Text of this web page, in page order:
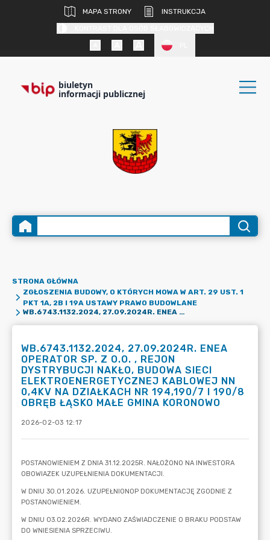
MAPA STRONY
INSTRUKCJA
biuletyn
informacji publicznej
STRONA GŁÓWNA
ZGŁOSZENIA BUDOWY, O KTÓRYCH MOWA W ART. 29 UST. 1
PKT 1A, 2B I 19A USTAWY PRAWO BUDOWLANE
WB.6743.1132.2024, 27.09.2024R. ENEA OPERATOR SP. Z O.O. , REJON DYSTRYBUCJI NAKŁO, BUDOWA SIECI ELEKTROENERGETYCZNEJ KABLOWEJ NN 0,4KV NA DZIAŁKACH NR 194,190/7 I 190/8 OBRĘB ŁĄSKO MAŁE GMINA KORONOWO
WB.6743.1132.2024, 27.09.2024R. ENEA
OPERATOR SP. Z O.O. , REJON
DYSTRYBUCJI NAKŁO, BUDOWA SIECI
ELEKTROENERGETYCZNEJ KABLOWEJ NN
0,4KV NA DZIAŁKACH NR 194,190/7 I 190/8
OBRĘB ŁĄSKO MAŁE GMINA KORONOWO
2026-02-03 12:17